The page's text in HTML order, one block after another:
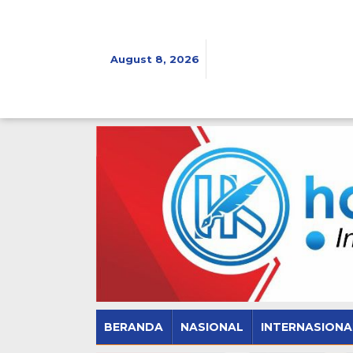
August 8, 2026
BERANDA NASIONAL